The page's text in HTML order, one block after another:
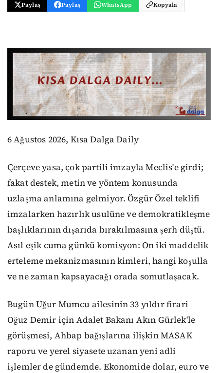
Paylaş Paylaş WhatsApp Kopyala
6 Ağustos 2026, Kısa Dalga Daily
Çerçeve yasa, çok partili imzayla Meclis'e girdi;
fakat destek, metin ve yöntem konusunda
uzlaşma anlamına gelmiyor. Özgür Özel teklifi
imzalarken hazırlık usulüne ve demokratikleşme
başlıklarının dışarıda bırakılmasına şerh düştü.
Asıl eşik cuma günkü komisyon: On iki maddelik
erteleme mekanizmasının kimleri, hangi koşulla
ve ne zaman kapsayacağı orada somutlaşacak.
Bugün Uğur Mumcu ailesinin 33 yıldır firari
Oğuz Demir için Adalet Bakanı Akın Gürlek'le
görüşmesi, Ahbap bağışlarına ilişkin MASAK
raporu ve yerel siyasete uzanan yeni adli
işlemler de gündemde. Ekonomide dolar, euro ve